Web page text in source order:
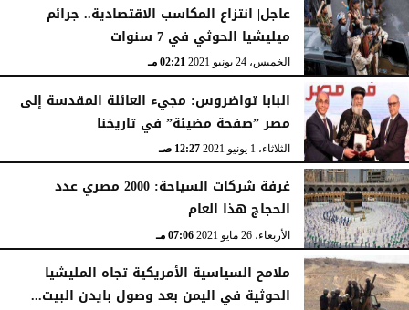
السبت، 12 مارس 2022 02:07 صـ
عاجل| انتزاع المكاسب الاقتصادية.. جرائم
ميليشيا الحوثي في 7 سنوات
الخميس، 24 يونيو 2021 02:21 مـ
البابا تواضروس: مجيء العائلة المقدسة إلى
مصر ”صفحة مضيئة” في تاريخنا
الثلاثاء، 1 يونيو 2021 12:27 صـ
غرفة شركات السياحة: 2000 مصري عدد
الحجاج هذا العام
الأربعاء، 26 مايو 2021 07:06 مـ
ملامح السياسية الأمريكية تجاه المليشيا
الحوثية في اليمن بعد وصول بايدن البيت...